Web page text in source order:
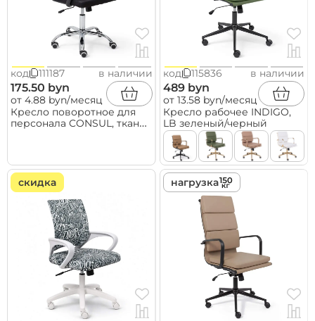
код 111187 в наличии
175.50 byn
от 4.88 byn/месяц
Кресло поворотное для
персонала CONSUL, ткань/
код 115836 в наличии
489 byn
от 13.58 byn/месяц
Кресло рабочее INDIGO,
LB зеленый/черный
скидка нагрузка